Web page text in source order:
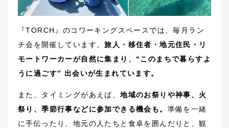
『TORCH』のコワーキングスペースでは、毎月ラン
チ会を開催しています。旅人・移住者・地元住民・リ
モートワーカーが自然に集まり、“このまちで暮らすよ
うに過ごす” 出会いが生まれています。
また、タイミングがあえば、地域のお祭りや神事、火
祭り、季節行事などに参加できる機会も。 準備を一緒
に手伝ったり、地元の人たちと食卓を囲んだりと、観